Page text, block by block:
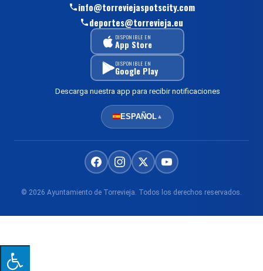
info@torreviejaspotscity.com
deportes@torrevieja.eu
DISPONIBLE EN
App Store
DISPONIBLE EN
Google Play
Descarga nuestra app para recibir notificaciones
ESPAÑOL▲
© 2026 Ayuntamiento de Torrevieja. Todos los derechos reservados.